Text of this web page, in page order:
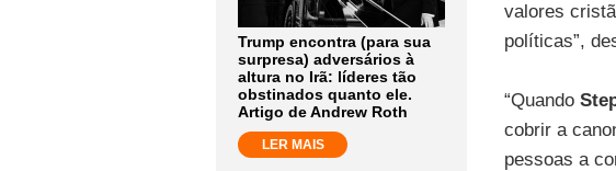
Trump encontra (para sua
surpresa) adversários à
altura no Irã: líderes tão
obstinados quanto ele.
Artigo de Andrew Roth
LER MAIS
valores
políticas”,
“Quando
cobrir a
pessoas a